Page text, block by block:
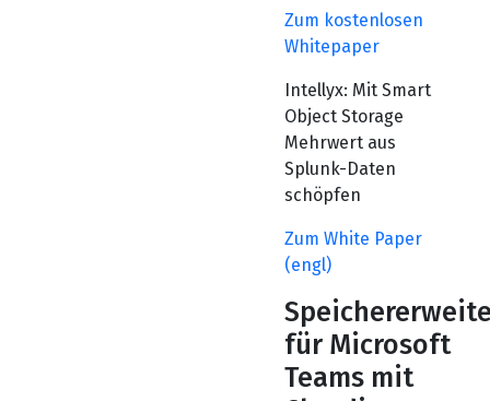
Zum kostenlosen
Whitepaper
Intellyx: Mit Smart
Object Storage
Mehrwert aus
Splunk-Daten
schöpfen
Zum White Paper
(engl)
für Microsoft
Teams mit